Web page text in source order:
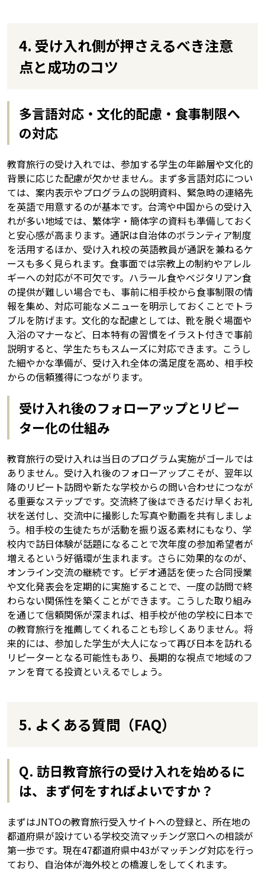
4. 受け入れ側が押さえるべき注意
点と成功のコツ
多言語対応・文化的配慮・食事制限へ
の対応
教育旅行の受け入れでは、参加する学生の年齢層や文化的
背景に応じた配慮が欠かせません。まず多言語対応につい
ては、案内表示やプログラムの説明資料、緊急時の連絡先
を英語で用意するのが基本です。台湾や中国からの受け入
れが多い地域では、繁体字・簡体字の資料も準備しておく
と安心感が高まります。通訳は自治体のボランティア制度
を活用するほか、受け入れ校の英語教員が通訳を兼ねるケ
ースも多く見られます。食事面では宗教上の制約やアレル
ギーへの対応が不可欠です。ハラール食やベジタリアン食
の提供が難しい場合でも、事前に相手校から食事制限の情
報を集め、対応可能なメニューを明示しておくことでトラ
ブルを防げます。文化的な配慮としては、靴を脱ぐ場面や
入浴のマナーなど、日本特有の習慣をイラスト付きで事前
説明すると、学生たちもスムーズに対応できます。こうし
た細やかな準備が、受け入れ全体の満足度を高め、相手校
からの信頼獲得につながります。
受け入れ後のフォローアップとリピー
ター化の仕組み
教育旅行の受け入れは当日のプログラム実施がゴールでは
ありません。受け入れ後のフォローアップこそが、翌年以
降のリピート訪問や新たな学校からの問い合わせにつなが
る重要なステップです。交流終了後はできるだけ早くお礼
状を送付し、交流中に撮影した写真や動画を共有しましょ
う。相手校の生徒たちが活動を振り返る素材にもなり、学
校内で訪日体験が話題になることで次年度の参加希望者が
増えるという好循環が生まれます。さらに効果的なのが、
オンライン交流の継続です。ビデオ通話を使った合同授業
や文化発表会を定期的に実施することで、一度の訪問で終
わらない関係性を築くことができます。こうした取り組み
を通じて信頼関係が深まれば、相手校が他の学校に日本で
の教育旅行を推薦してくれることも珍しくありません。将
来的には、参加した学生が大人になって再び日本を訪れる
リピーターとなる可能性もあり、長期的な視点で地域のフ
ァンを育てる投資といえるでしょう。
5. よくある質問（FAQ）
Q. 訪日教育旅行の受け入れを始めるに
は、まず何をすればよいですか？
まずはJNTOの教育旅行受入サイトへの登録と、所在地の
都道府県が設けている学校交流マッチング窓口への相談が
第一歩です。現在47都道府県中43がマッチング対応を行っ
ており、自治体が海外校との橋渡しをしてくれます。